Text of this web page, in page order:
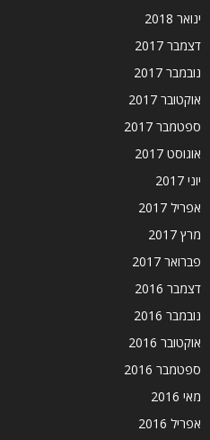
ינואר 2018
דצמבר 2017
נובמבר 2017
אוקטובר 2017
ספטמבר 2017
אוגוסט 2017
יוני 2017
אפריל 2017
מרץ 2017
פברואר 2017
דצמבר 2016
נובמבר 2016
אוקטובר 2016
ספטמבר 2016
מאי 2016
אפריל 2016